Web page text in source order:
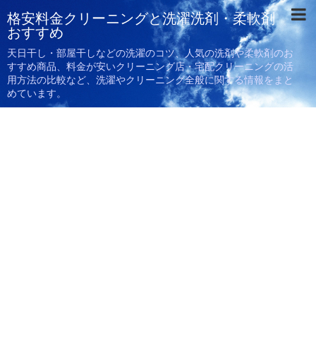
格安料金クリーニングと洗濯洗剤・柔軟剤
おすすめ
天日干し・部屋干しなどの洗濯のコツ、人気の洗剤や柔軟剤のお
すすめ商品、料金が安いクリーニング店・宅配クリーニングの活
用方法の比較など、洗濯やクリーニング全般に関する情報をまと
めています。